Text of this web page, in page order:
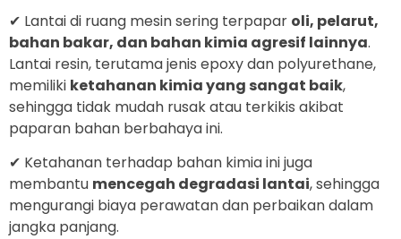
✔ Lantai di ruang mesin sering terpapar oli, pelarut,
bahan bakar, dan bahan kimia agresif lainnya.
Lantai resin, terutama jenis epoxy dan polyurethane,
memiliki ketahanan kimia yang sangat baik,
sehingga tidak mudah rusak atau terkikis akibat
paparan bahan berbahaya ini.
✔ Ketahanan terhadap bahan kimia ini juga
membantu mencegah degradasi lantai, sehingga
mengurangi biaya perawatan dan perbaikan dalam
jangka panjang.